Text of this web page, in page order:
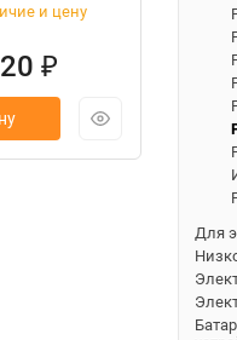
и цену
₽
Для